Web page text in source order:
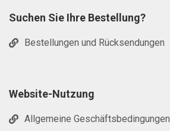
Suchen Sie Ihre Bestellung?
Bestellungen und Rücksendungen
Website-Nutzung
Allgemeine Geschäftsbedingungen